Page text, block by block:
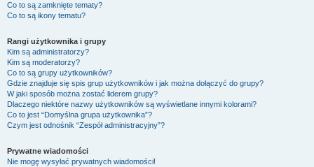
Co to są zamknięte tematy?
Co to są ikony tematu?
Rangi użytkownika i grupy
Kim są administratorzy?
Kim są moderatorzy?
Co to są grupy użytkowników?
Gdzie znajduje się spis grup użytkowników i jak można dołączyć do grupy?
W jaki sposób można zostać liderem grupy?
Dlaczego niektóre nazwy użytkowników są wyświetlane innymi kolorami?
Co to jest “Domyślna grupa użytkownika”?
Czym jest odnośnik “Zespół administracyjny”?
Prywatne wiadomości
Nie mogę wysyłać prywatnych wiadomości!